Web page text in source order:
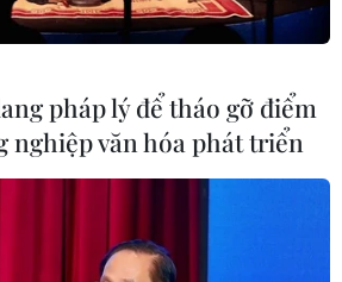
bị tai nạn lao động trên
pháp lý để tháo gỡ điểm
nghiệp văn hóa phát triển